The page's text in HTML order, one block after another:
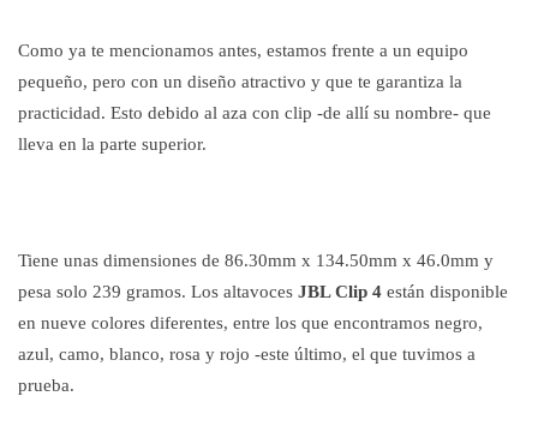
Como ya te mencionamos antes, estamos frente a un equipo
pequeño, pero con un diseño atractivo y que te garantiza la
practicidad. Esto debido al aza con clip -de allí su nombre- que
lleva en la parte superior.
Tiene unas dimensiones de 86.30mm x 134.50mm x 46.0mm y
pesa solo 239 gramos. Los altavoces JBL Clip 4 están disponible
en nueve colores diferentes, entre los que encontramos negro,
azul, camo, blanco, rosa y rojo -este último, el que tuvimos a
prueba.